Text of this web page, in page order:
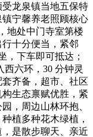
龙泉镇当地五保特
宁馨养老照顾核心
地处中门寺室第楼
十分便当，紧邻
，下车即可抵达；
西六环，30 分钟灵
齐备，超市、社区
生态禀赋优胜，紧
，周边山林环抱、
植多种花木绿植，
是散步聊天、亲近